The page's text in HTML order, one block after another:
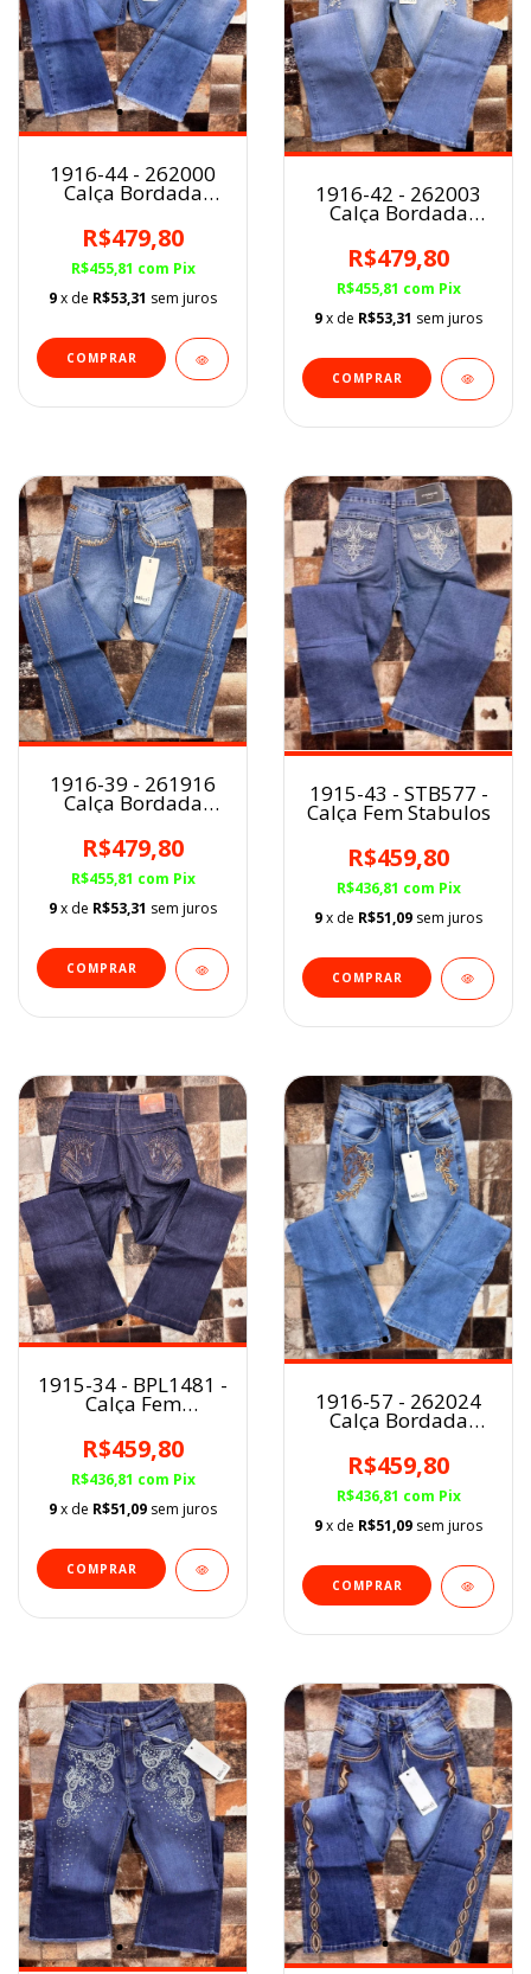
1916-44 - 262000
Calça Bordada
Flare Minuty
R$479,80
R$455,81 com Pix
9x de R$53,31 sem juros
COMPRAR
1916-42 - 262003
Calça Bordada
Flare Minuty
R$479,80
R$455,81 com Pix
9x de R$53,31 sem juros
COMPRAR
1916-39 - 261916
Calça Bordada
Flare Minuty
R$479,80
R$455,81 com Pix
9x de R$53,31 sem juros
COMPRAR
1915-43 - STB577 -
Calça Fem Stabulos
R$459,80
R$436,81 com Pix
9x de R$51,09 sem juros
COMPRAR
1915-34 - BPL1481 -
Calça Fem
Buphallos
R$459,80
R$436,81 com Pix
9x de R$51,09 sem juros
COMPRAR
1916-57 - 262024
Calça Bordada
Flare Minuty
R$459,80
R$436,81 com Pix
9x de R$51,09 sem juros
COMPRAR